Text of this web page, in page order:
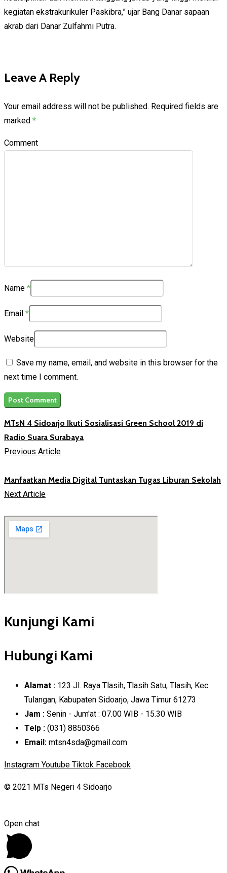
kegiatan ekstrakurikuler Paskibra,” ujar Bang Danar sapaan
akrab dari Danar Zulfahmi Putra.
Leave A Reply
Your email address will not be published. Required fields are
marked *
Comment
Name *
Email *
Website
Save my name, email, and website in this browser for the
next time I comment.
MTsN 4 Sidoarjo Ikuti Sosialisasi Green School 2019 di
Radio Suara Surabaya
Previous Article
Manfaatkan Media Digital Tuntaskan Tugas Liburan Sekolah
Next Article
Kunjungi Kami
Hubungi Kami
Alamat : 123 Jl. Raya Tlasih, Tlasih Satu, Tlasih, Kec.
Tulangan, Kabupaten Sidoarjo, Jawa Timur 61273
Jam : Senin - Jum'at : 07.00 WIB - 15.30 WIB
Telp : (031) 8850366
Email: mtsn4sda@gmail.com
Instagram Youtube Tiktok Facebook
© 2021 MTs Negeri 4 Sidoarjo
Open chat